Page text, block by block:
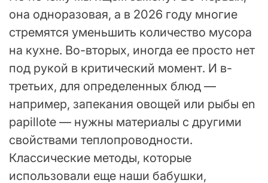
она одноразовая, а в 2026 году многие
стремятся уменьшить количество мусора
на кухне. Во-вторых, иногда ее просто нет
под рукой в критический момент. И в-
третьих, для определенных блюд —
например, запекания овощей или рыбы en
papillote — нужны материалы с другими
свойствами теплопроводности.
Классические методы, которые
использовали еще наши бабушки,